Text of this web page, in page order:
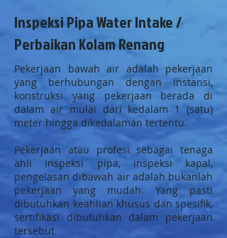
Inspeksi Pipa Water Intake /
Perbaikan Kolam Renang
Pekerjaan bawah air adalah pekerjaan
yang berhubungan dengan instansi,
konstruksi yang pekerjaan berada di
dalam air mulai dari kedalam 1 (satu)
meter hingga dikedalaman tertentu.
Pekerjaan atau profesi sebagai tenaga
ahli inspeksi pipa, inspeksi kapal,
pengelasan dibawah air adalah bukanlah
pekerjaan yang mudah. Yang pasti
dibutuhkan keahlian khusus dan spesifik,
sertifikasi dibutuhkan dalam pekerjaan
tersebut.